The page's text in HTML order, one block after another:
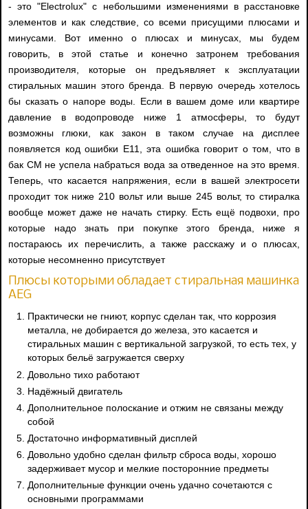
- это "Electrolux" с небольшими изменениями в расстановке
элементов и как следствие, со всеми присущими плюсами и
минусами. Вот именно о плюсах и минусах, мы будем
говорить, в этой статье и конечно затронем требования
производителя, которые он предъявляет к эксплуатации
стиральных машин этого бренда. В первую очередь хотелось
бы сказать о напоре воды. Если в вашем доме или квартире
давление в водопроводе ниже 1 атмосферы, то будут
возможны глюки, как закон в таком случае на дисплее
появляется код ошибки E11, эта ошибка говорит о том, что в
бак СМ не успела набраться вода за отведенное на это время.
Теперь, что касается напряжения, если в вашей электросети
проходит ток ниже 210 вольт или выше 245 вольт, то стиралка
вообще может даже не начать стирку. Есть ещё подвохи, про
которые надо знать при покупке этого бренда, ниже я
постараюсь их перечислить, а также расскажу и о плюсах,
которые несомненно присутствует
Плюсы которыми обладает стиральная машинка
AEG
Практически не гниют, корпус сделан так, что коррозия
металла, не добирается до железа, это касается и
стиральных машин с вертикальной загрузкой, то есть тех, у
которых бельё загружается сверху
Довольно тихо работают
Надёжный двигатель
Дополнительное полоскание и отжим не связаны между
собой
Достаточно информативный дисплей
Довольно удобно сделан фильтр сброса воды, хорошо
задерживает мусор и мелкие посторонние предметы
Дополнительные функции очень удачно сочетаются с
основными программами